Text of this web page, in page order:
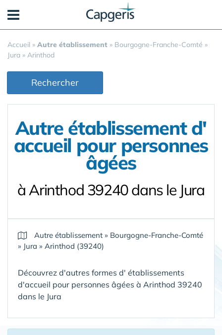
Accueil » Autre établissement » Bourgogne-Franche-Comté »
Jura » Arinthod
Rechercher
Autre établissement d'
accueil pour personnes
âgées
à Arinthod 39240 dans le Jura
Autre établissement » Bourgogne-Franche-Comté
» Jura » Arinthod (39240)
Découvrez d'autres formes d' établissements
d'accueil pour personnes âgées à Arinthod 39240
dans le Jura